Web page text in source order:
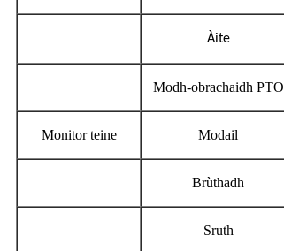
Àite
Modh-obrachaidh PTO
Monitor teine Modail
Brùthadh
Sruth